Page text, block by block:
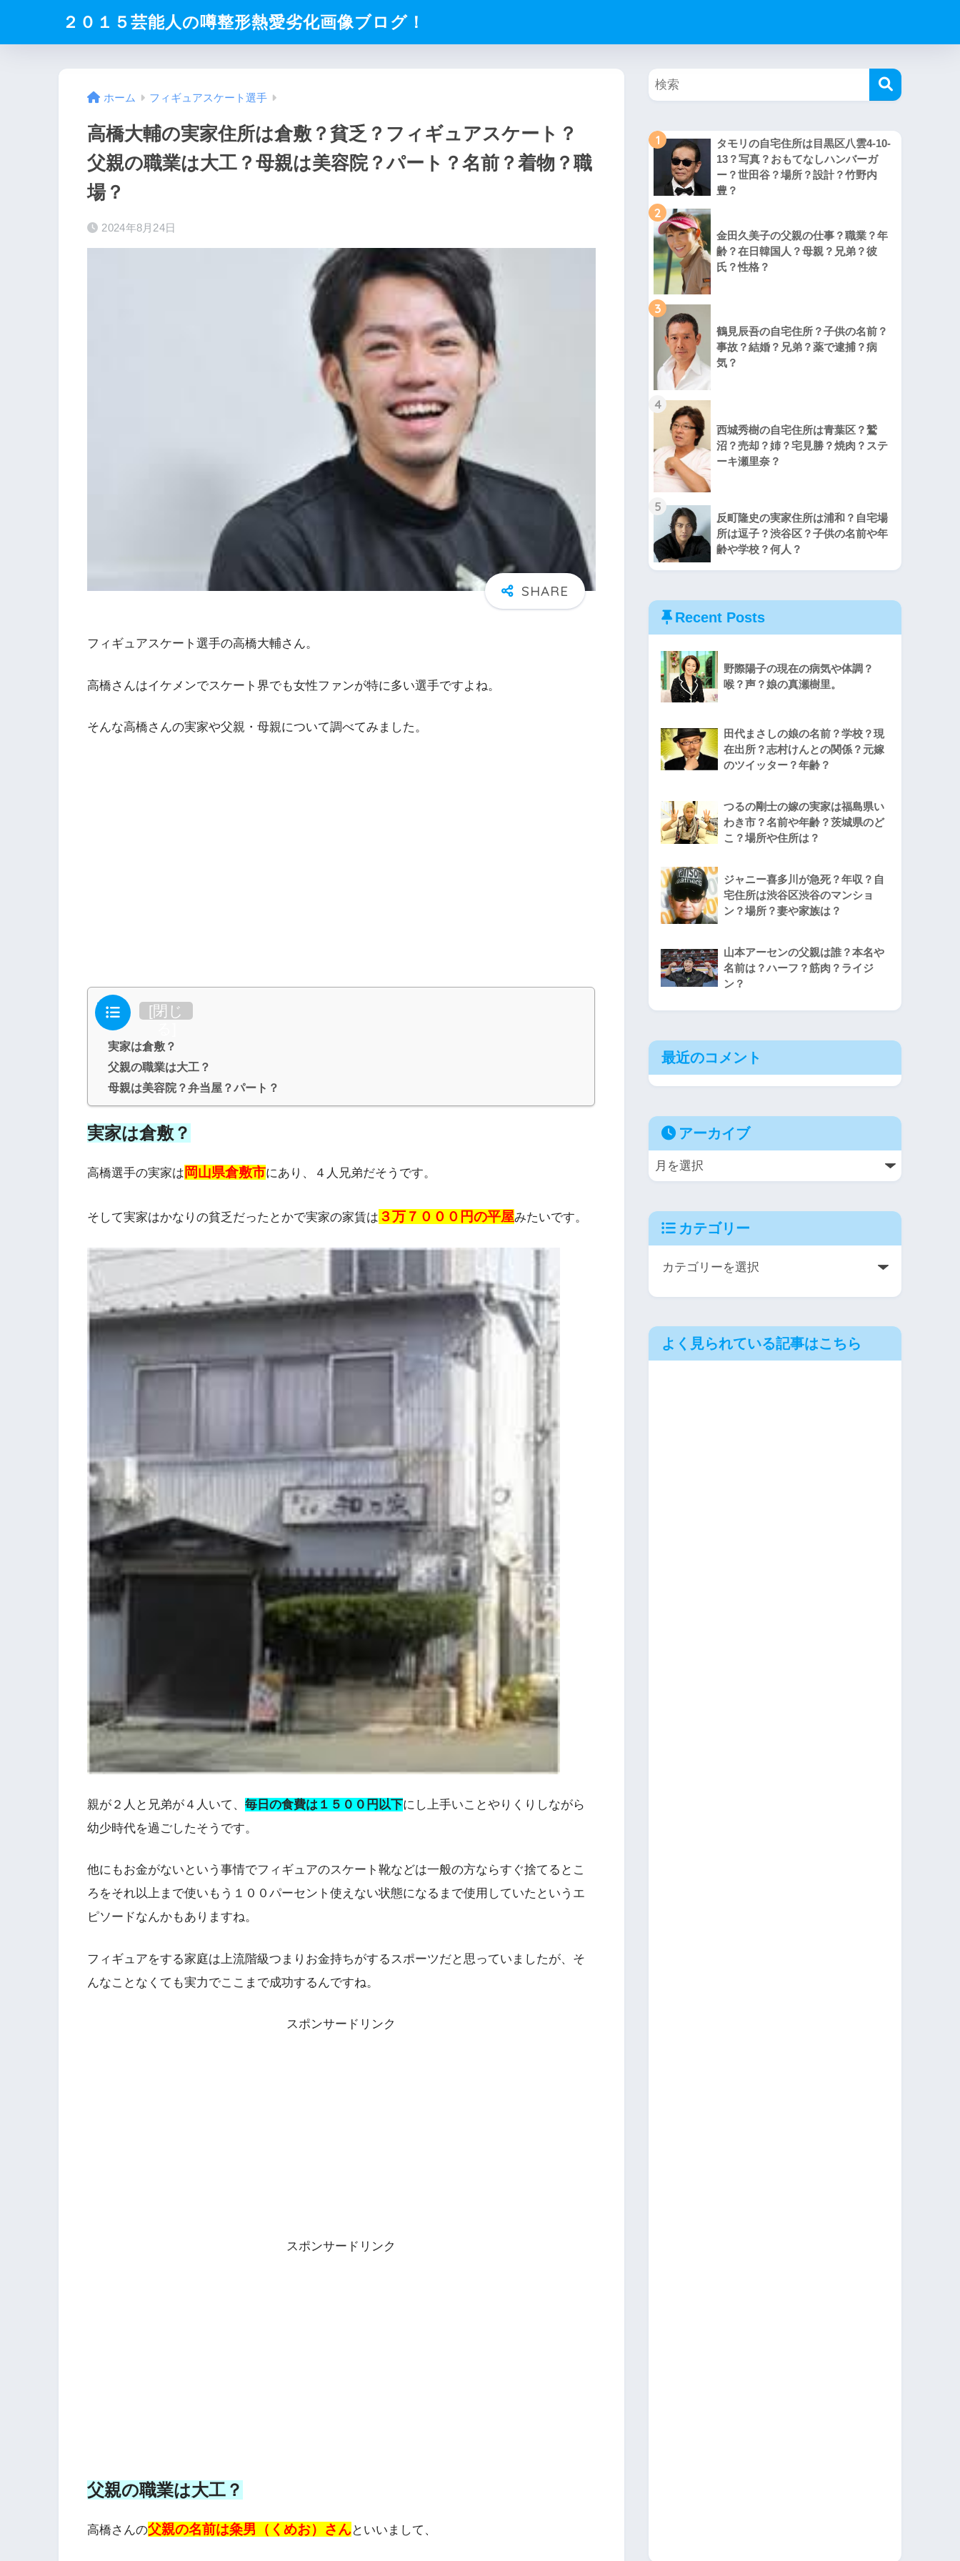
２０１５芸能人の噂整形熱愛劣化画像ブログ！
ホーム フィギュアスケート選手
高橋大輔の実家住所は倉敷？貧乏？フィギュアスケート？
父親の職業は大工？母親は美容院？パート？名前？着物？職
場？
2024年8月24日
フィギュアスケート選手の高橋大輔さん。
高橋さんはイケメンでスケート界でも女性ファンが特に多い選手ですよね。
そんな高橋さんの実家や父親・母親について調べてみました。
目次 [閉じ
実家は倉敷？
父親の職業は大工？
母親は美容院？弁当屋？パート？
実家は倉敷？
高橋選手の実家は 岡山県倉敷市にあり、４人兄弟だそうです。
そして実家はかなりの貧乏だったとかで実家の家賃は ３万７０００円の平屋みたいです。
親が２人と兄弟が４人いて、 毎日の食費は１５００円以下にし上手いことやりくりしながら
幼少時代を過ごしたそうです。
他にもお金がないという事情でフィギュアのスケート靴などは一般の方ならすぐ捨てるとこ
ろをそれ以上まで使いもう１００パーセント使えない状態になるまで使用していたというエ
ピソードなんかもありますね。
フィギュアをする家庭は上流階級つまりお金持ちがするスポーツだと思っていましたが、そ
んなことなくても実力でここまで成功するんですね。
スポンサードリンク
スポンサードリンク
父親の職業は大工？
高橋さんの父親の名前は粂男（くめお）さんといいまして、
1
タモリの自宅住所は目黒区八雲4-10-
13？写真？おもてなしハンバーガ
ー？世田谷？場所？設計？竹野内
豊？
2
金田久美子の父親の仕事？職業？年
齢？在日韓国人？母親？兄弟？彼
氏？性格？
3
鶴見辰吾の自宅住所？子供の名前？
事故？結婚？兄弟？薬で逮捕？病
気？
4
西城秀樹の自宅住所は青葉区？鷲
沼？売却？姉？宅見勝？焼肉？ステ
ーキ瀬里奈？
5
反町隆史の実家住所は浦和？自宅場
所は逗子？渋谷区？子供の名前や年
齢や学校？何人？
Recent Posts
野際陽子の現在の病気や体調？
喉？声？娘の真瀬樹里。
田代まさしの娘の名前？学校？現
在出所？志村けんとの関係？元嫁
のツイッター？年齢？
つるの剛士の嫁の実家は福島県い
わき市？名前や年齢？茨城県のど
こ？場所や住所は？
ジャニー喜多川が急死？年収？自
宅住所は渋谷区渋谷のマンショ
ン？場所？妻や家族は？
山本アーセンの父親は誰？本名や
名前は？ハーフ？筋肉？ライジ
ン？
最近のコメント
アーカイブ
カテゴリー
よく見られている記事はこちら